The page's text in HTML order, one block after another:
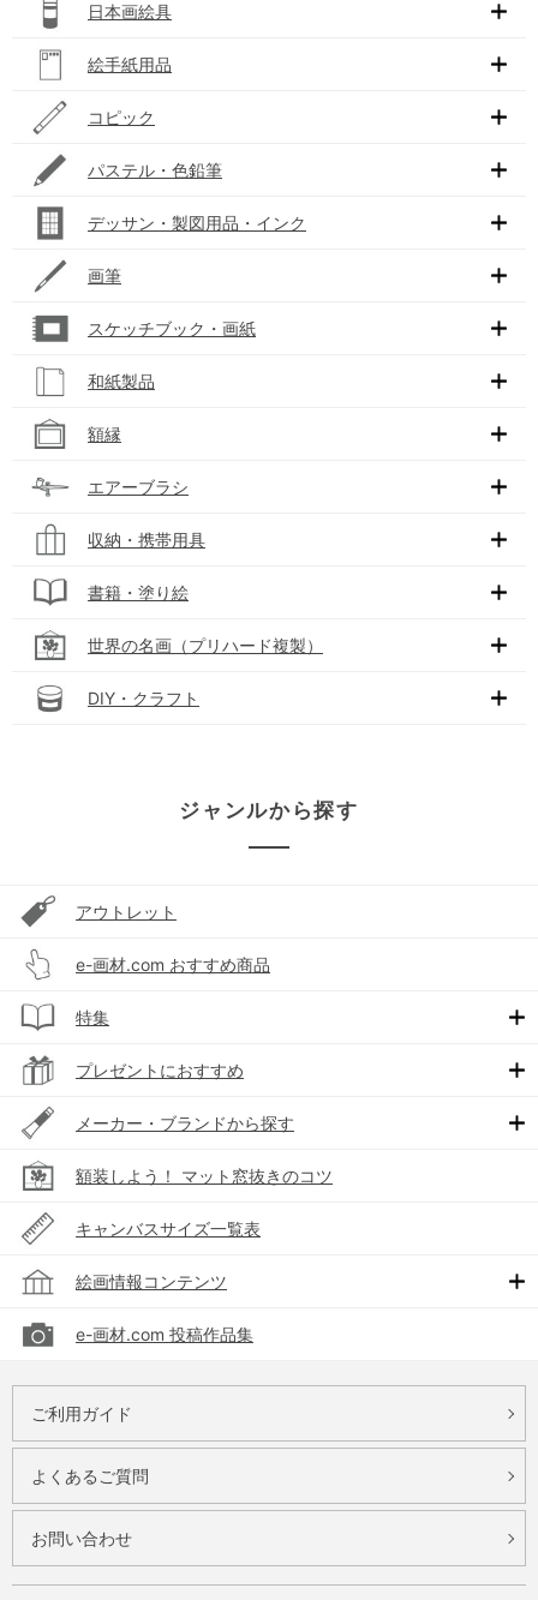
日本画絵具
絵手紙用品
コピック
パステル・色鉛筆
デッサン・製図用品・インク
画筆
スケッチブック・画紙
和紙製品
額縁
エアーブラシ
収納・携帯用具
書籍・塗り絵
世界の名画（プリハード複製）
DIY・クラフト
ジャンルから探す
アウトレット
e-画材.com おすすめ商品
特集
プレゼントにおすすめ
メーカー・ブランドから探す
額装しよう！ マット窓抜きのコツ
キャンバスサイズ一覧表
絵画情報コンテンツ
e-画材.com 投稿作品集
ご利用ガイド
よくあるご質問
お問い合わせ